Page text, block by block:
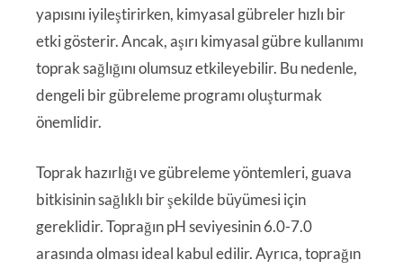
yapısını iyileştirirken, kimyasal gübreler hızlı bir
etki gösterir. Ancak, aşırı kimyasal gübre kullanımı
toprak sağlığını olumsuz etkileyebilir. Bu nedenle,
dengeli bir gübreleme programı oluşturmak
önemlidir.
Toprak hazırlığı ve gübreleme yöntemleri, guava
bitkisinin sağlıklı bir şekilde büyümesi için
gereklidir. Toprağın pH seviyesinin 6.0-7.0
arasında olması ideal kabul edilir. Ayrıca, toprağın